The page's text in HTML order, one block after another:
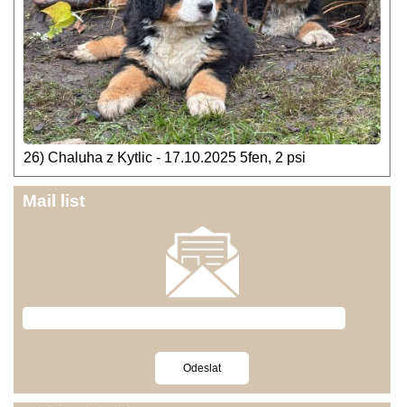
26) Chaluha z Kytlic - 17.10.2025 5fen, 2 psi
Mail list